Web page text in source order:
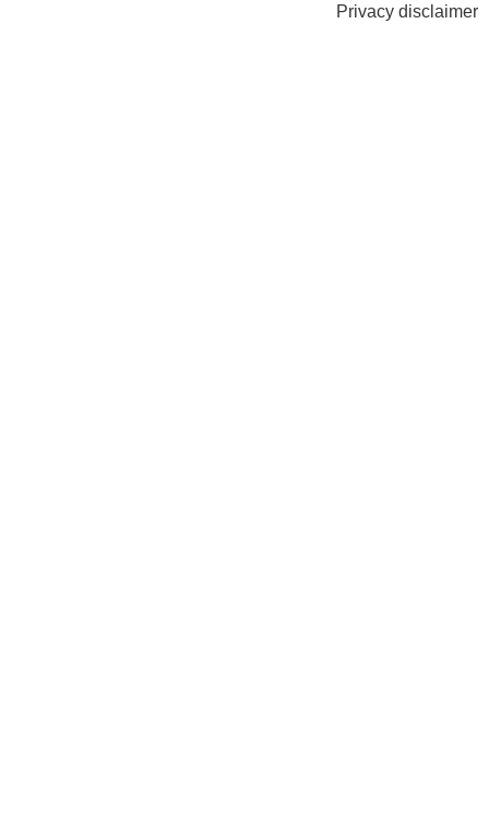
Privacy disclaimer